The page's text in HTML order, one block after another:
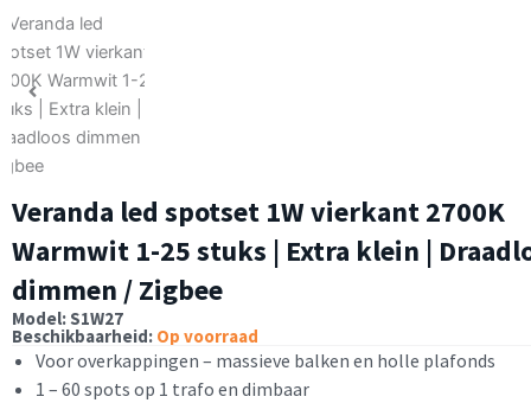
Veranda led spotset 1W vierkant 2700K
Warmwit 1-25 stuks | Extra klein |
dimmen / Zigbee
Model: S1W27
Beschikbaarheid: Op voorraad
Voor overkappingen – massieve balken en holle plafonds
1 – 60 spots op 1 trafo en dimbaar